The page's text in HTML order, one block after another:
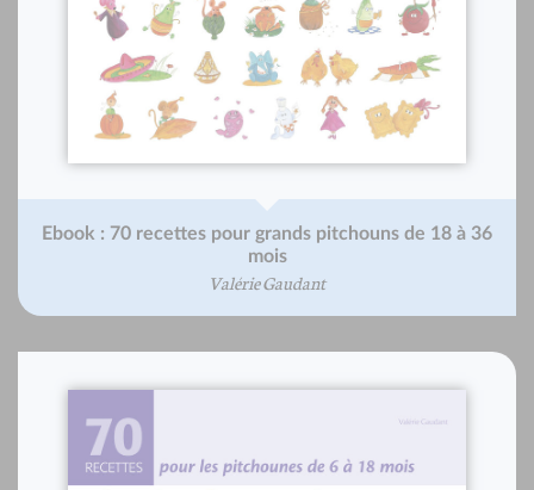
Ebook : 70 recettes pour grands pitchouns de 18 à 36
mois
Valérie Gaudant